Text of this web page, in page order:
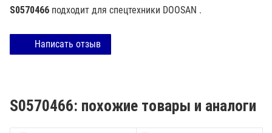
S0570466 подходит для спецтехники DOOSAN .
Написать отзыв
S0570466: похожие товары и аналоги